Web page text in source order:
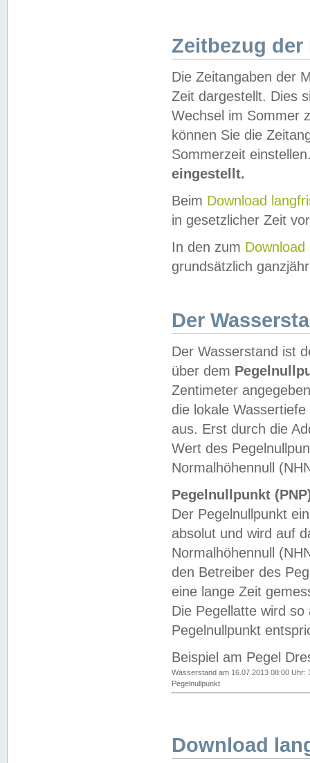
Zeitbezug der
Die Zeitangaben der
Zeit dargestellt. Dies
Wechsel im Sommer
können Sie die
Sommerzeit
eingestellt.
Beim Download
in gesetzlicher Zeit
In den zum Download
grundsätzlich
Der
Der Wasserstand ist
über dem
Zentimeter
die lokale
aus. Erst durch die
Wert des
Normalhöhennull
Pegelnullpunkt
Der Pegelnullpunkt
absolut und wird auf
Normalhöhennull
den Betreiber des
eine lange Zeit
Die Pegellatte wird
Pegelnullpunkt
Beispiel am Pegel
Wasserstand am 16.07.2013 08:00 Uhr:
Pegelnullpunkt
Download